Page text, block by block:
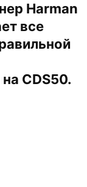
Harman
все
CDS50.